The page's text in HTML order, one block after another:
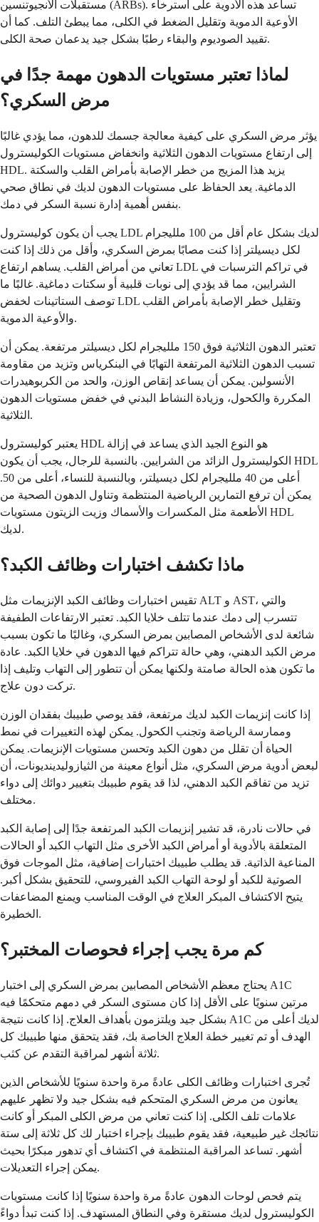
مستقبلات الأنجيوتنسين (ARBs). تساعد هذه الأدوية على استرخاء
الأوعية الدموية وتقليل الضغط في الكلى، مما يبطئ التلف. كما أن
تقييد الصوديوم والبقاء رطبًا بشكل جيد يدعمان صحة الكلى.
لماذا تعتبر مستويات الدهون مهمة جدًا في
مرض السكري؟
يؤثر مرض السكري على كيفية معالجة جسمك للدهون، مما يؤدي غالبًا
إلى ارتفاع مستويات الدهون الثلاثية وانخفاض مستويات الكوليسترول
HDL. يزيد هذا المزيج من خطر الإصابة بأمراض القلب والسكتة
الدماغية. يعد الحفاظ على مستويات الدهون لديك في نطاق صحي
بنفس أهمية إدارة نسبة السكر في دمك.
يجب أن يكون كوليسترول LDL لديك بشكل عام أقل من 100 ملليجرام
لكل ديسيلتر إذا كنت مصابًا بمرض السكري، وأقل من ذلك إذا كنت
تعاني من أمراض القلب. يساهم ارتفاع LDL في تراكم الترسبات في
الشرايين، مما قد يؤدي إلى نوبات قلبية أو سكتات دماغية. غالبًا ما
توصف الستاتينات لخفض LDL وتقليل خطر الإصابة بأمراض القلب
والأوعية الدموية.
تعتبر الدهون الثلاثية فوق 150 ملليجرام لكل ديسيلتر مرتفعة. يمكن أن
تسبب الدهون الثلاثية المرتفعة التهابًا في البنكرياس وتزيد من مقاومة
الأنسولين. يمكن أن يساعد إنقاص الوزن، والحد من الكربوهيدرات
المكررة والكحول، وزيادة النشاط البدني في خفض مستويات الدهون
الثلاثية.
يعتبر كوليسترول HDL هو النوع الجيد الذي يساعد في إزالة
الكوليسترول الزائد من الشرايين. بالنسبة للرجال، يجب أن يكون HDL
أعلى من 40 ملليجرام لكل ديسيلتر، وبالنسبة للنساء، أعلى من 50.
يمكن أن ترفع التمارين الرياضية المنتظمة وتناول الدهون الصحية من
الأطعمة مثل المكسرات والأسماك وزيت الزيتون مستويات HDL
لديك.
ماذا تكشف اختبارات وظائف الكبد؟
تقيس اختبارات وظائف الكبد الإنزيمات مثل ALT و AST، والتي
تتسرب إلى دمك عندما تتلف خلايا الكبد. تعتبر الارتفاعات الطفيفة
شائعة لدى الأشخاص المصابين بمرض السكري، وغالبًا ما تكون بسبب
مرض الكبد الدهني، وهي حالة تتراكم فيها الدهون في خلايا الكبد. عادة
ما تكون هذه الحالة صامتة ولكنها يمكن أن تتطور إلى التهاب وتليف إذا
تركت دون علاج.
إذا كانت إنزيمات الكبد لديك مرتفعة، فقد يوصي طبيبك بفقدان الوزن
وممارسة الرياضة وتجنب الكحول. يمكن لهذه التغييرات في نمط
الحياة أن تقلل من دهون الكبد وتحسن مستويات الإنزيمات. يمكن
لبعض أدوية مرض السكري، مثل أنواع معينة من الثيازوليدينديونات، أن
تزيد من تفاقم الكبد الدهني، لذا قد يقوم طبيبك بتغيير دوائك إلى دواء
مختلف.
في حالات نادرة، قد تشير إنزيمات الكبد المرتفعة جدًا إلى إصابة الكبد
المتعلقة بالأدوية أو أمراض الكبد الأخرى مثل التهاب الكبد أو الحالات
المناعية الذاتية. قد يطلب طبيبك اختبارات إضافية، مثل الموجات فوق
الصوتية للكبد أو لوحة التهاب الكبد الفيروسي، للتحقيق بشكل أكبر.
يتيح الاكتشاف المبكر العلاج في الوقت المناسب ويمنع المضاعفات
الخطيرة.
كم مرة يجب إجراء فحوصات المختبر؟
يحتاج معظم الأشخاص المصابين بمرض السكري إلى اختبار A1C
مرتين سنويًا على الأقل إذا كان مستوى السكر في دمهم متحكمًا فيه
بشكل جيد ويلتزمون بأهداف العلاج. إذا كانت نتيجة A1C لديك أعلى من
الهدف أو تم تغيير خطة العلاج الخاصة بك، فقد يتحقق منها طبيبك كل
ثلاثة أشهر لمراقبة التقدم عن كثب.
تُجرى اختبارات وظائف الكلى عادةً مرة واحدة سنويًا للأشخاص الذين
يعانون من مرض السكري المتحكم فيه بشكل جيد ولا تظهر عليهم
علامات تلف الكلى. إذا كنت تعاني من مرض الكلى المبكر أو كانت
نتائجك غير طبيعية، فقد يقوم طبيبك بإجراء اختبار لك كل ثلاثة إلى ستة
أشهر. تساعد المراقبة المنتظمة في اكتشاف أي تدهور مبكرًا بحيث
يمكن إجراء التعديلات.
يتم فحص لوحات الدهون عادةً مرة واحدة سنويًا إذا كانت مستويات
الكوليسترول لديك مستقرة وفي النطاق المستهدف. إذا كنت تبدأ دواءً